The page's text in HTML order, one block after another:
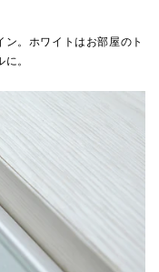
。ホワイトはお部屋のト
。